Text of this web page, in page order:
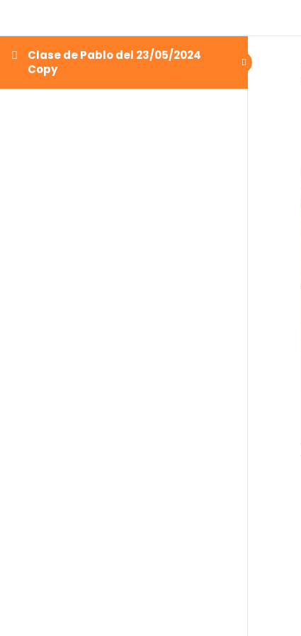
Clase de Pablo del 23/05/2024
Copy